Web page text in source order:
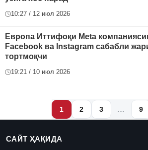
10:27 / 12 июл 2026
Европа Иттифоқи Meta
Facebook ва Instagram сабабли
тортмоқчи
19:21 / 10 июл 2026
1 2 3 … 9
САЙТ ҲАҚИДА